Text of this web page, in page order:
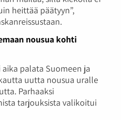
heittää päätyyn”,
nousua kohti
aika palata Suomeen ja
uutta nousua uralle
Parhaaksi
tarjouksista valikoitui